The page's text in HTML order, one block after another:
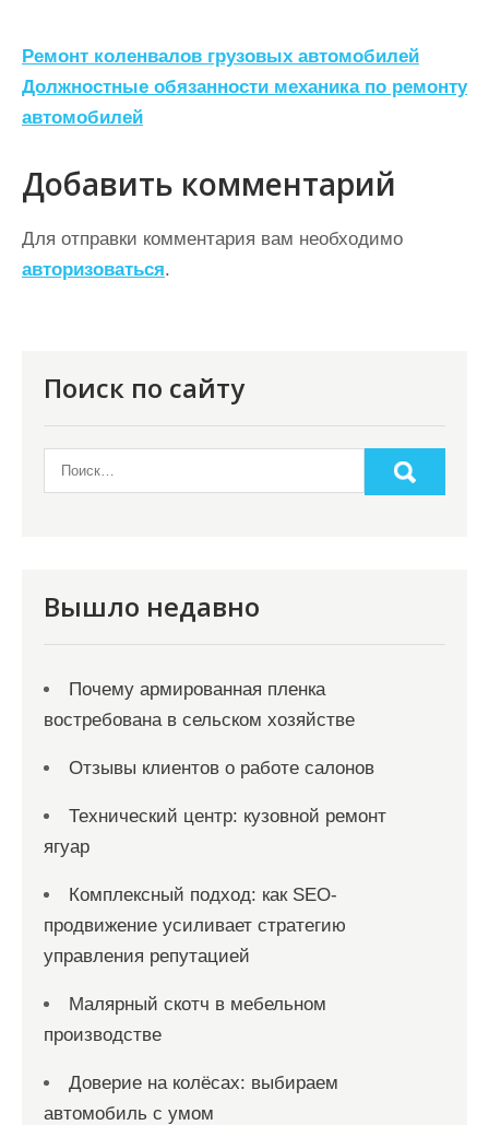
Н
а
в
и
г
а
ц
Ремонт коленвалов грузовых автомобилей
Должностные обязанности механика по ремонту
автомобилей
Добавить комментарий
Для отправки комментария вам необходимо
авторизоваться.
Поиск по сайту
Вышло недавно
Почему армированная пленка
востребована в сельском хозяйстве
Отзывы клиентов о работе салонов
Технический центр: кузовной ремонт
ягуар
Комплексный подход: как SEO-
продвижение усиливает стратегию
управления репутацией
Малярный скотч в мебельном
производстве
Доверие на колёсах: выбираем
автомобиль с умом